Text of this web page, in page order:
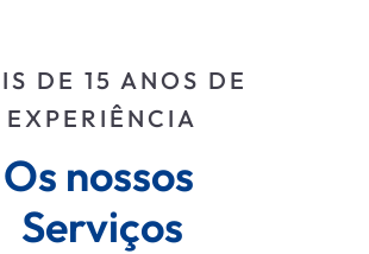
DE 15 ANOS DE
EXPERIÊNCIA
Os nossos
Serviços